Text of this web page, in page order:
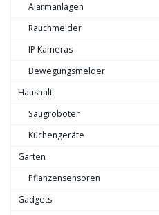
Alarmanlagen
Rauchmelder
IP Kameras
Bewegungsmelder
Haushalt
Saugroboter
Küchengeräte
Garten
Pflanzensensoren
Gadgets